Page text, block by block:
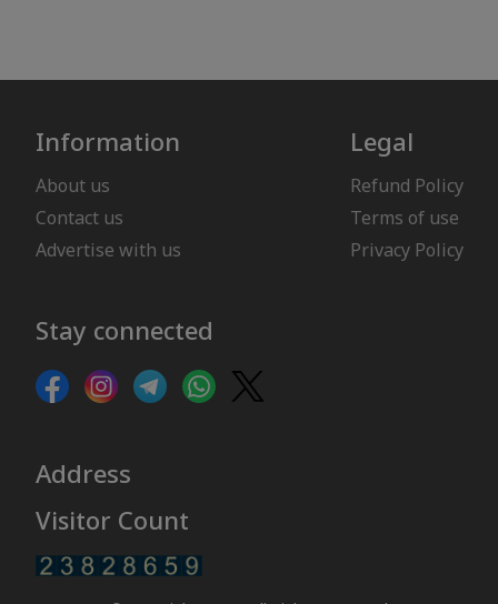
Information
About us
Contact us
Advertise with us
Legal
Refund Policy
Terms of use
Privacy Policy
Stay connected
Address
Visitor Count